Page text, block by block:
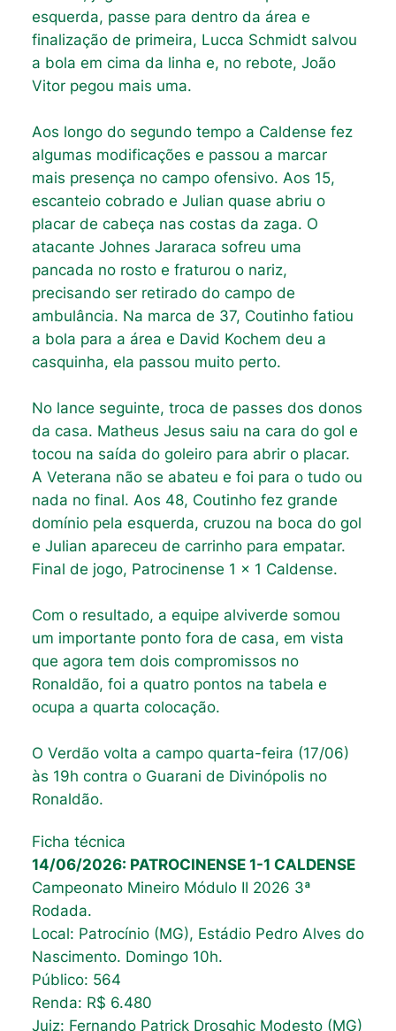
esquerda, passe para dentro da área e
finalização de primeira, Lucca Schmidt salvou
a bola em cima da linha e, no rebote, João
Vitor pegou mais uma.
Aos longo do segundo tempo a Caldense fez
algumas modificações e passou a marcar
mais presença no campo ofensivo. Aos 15,
escanteio cobrado e Julian quase abriu o
placar de cabeça nas costas da zaga. O
atacante Johnes Jararaca sofreu uma
pancada no rosto e fraturou o nariz,
precisando ser retirado do campo de
ambulância. Na marca de 37, Coutinho fatiou
a bola para a área e David Kochem deu a
casquinha, ela passou muito perto.
No lance seguinte, troca de passes dos donos
da casa. Matheus Jesus saiu na cara do gol e
tocou na saída do goleiro para abrir o placar.
A Veterana não se abateu e foi para o tudo ou
nada no final. Aos 48, Coutinho fez grande
domínio pela esquerda, cruzou na boca do gol
e Julian apareceu de carrinho para empatar.
Final de jogo, Patrocinense 1 x 1 Caldense.
Com o resultado, a equipe alviverde somou
um importante ponto fora de casa, em vista
que agora tem dois compromissos no
Ronaldão, foi a quatro pontos na tabela e
ocupa a quarta colocação.
O Verdão volta a campo quarta-feira (17/06)
às 19h contra o Guarani de Divinópolis no
Ronaldão.
Ficha técnica
14/06/2026: PATROCINENSE 1-1 CALDENSE
Campeonato Mineiro Módulo II 2026 3ª
Rodada.
Local: Patrocínio (MG), Estádio Pedro Alves do
Nascimento. Domingo 10h.
Público: 564
Renda: R$ 6.480
Juiz: Fernando Patrick Drosghic Modesto (MG)